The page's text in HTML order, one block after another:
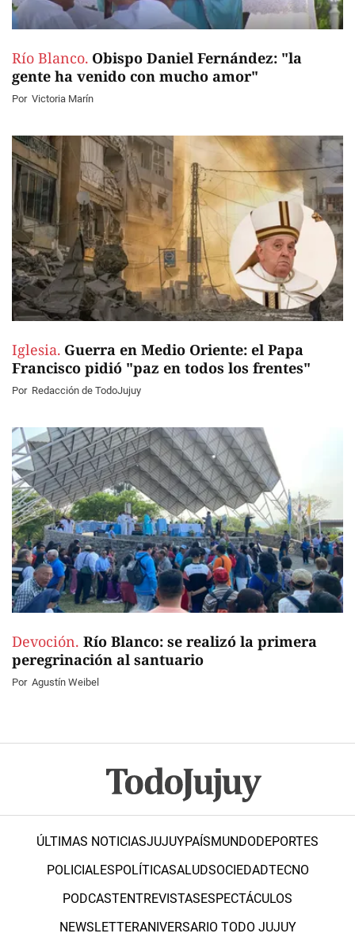
Río Blanco. Obispo Daniel Fernández: "la
gente ha venido con mucho amor"
Por Victoria Marín
Iglesia. Guerra en Medio Oriente: el Papa
Francisco pidió "paz en todos los frentes"
Por Redacción de TodoJujuy
Devoción. Río Blanco: se realizó la primera
peregrinación al santuario
Por Agustín Weibel
ÚLTIMAS NOTICIASJUJUYPAÍSMUNDODEPORTES
POLICIALESPOLÍTICASALUDSOCIEDADTECNO
PODCASTENTREVISTASESPECTÁCULOS
NEWSLETTERANIVERSARIO TODO JUJUY